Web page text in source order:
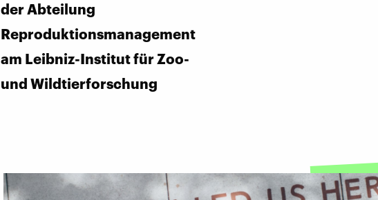
der Abteilung
Reproduktionsmanagement
am Leibniz-Institut für Zoo-
und Wildtierforschung